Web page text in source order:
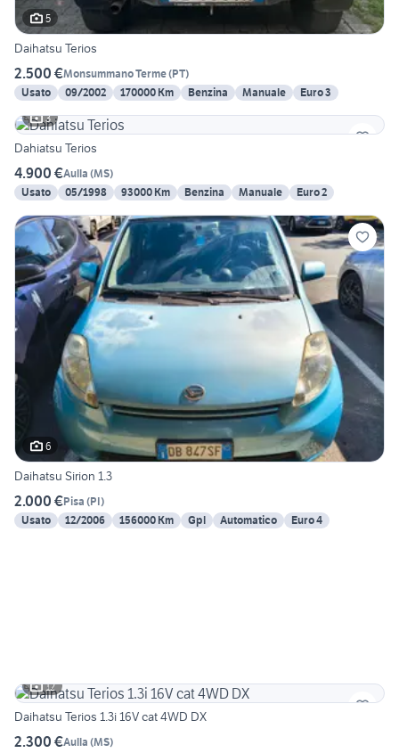
5
Daihatsu Terios
2.500 €Monsummano Terme(PT)
Usato
09/2002 170000 Km Benzina Manuale
Euro 3
3
Dahiatsu Terios
4.900 €Aulla (MS)
Usato
05/1998 93000 Km Benzina Manuale Euro 2
6
Daihatsu Sirion 1.3
2.000 €Pisa (PI)
Usato
12/2006 156000 Km Gpl Automatico Euro 4
12
Daihatsu Terios 1.3i 16V cat 4WD DX
2.300 €Aulla (MS)